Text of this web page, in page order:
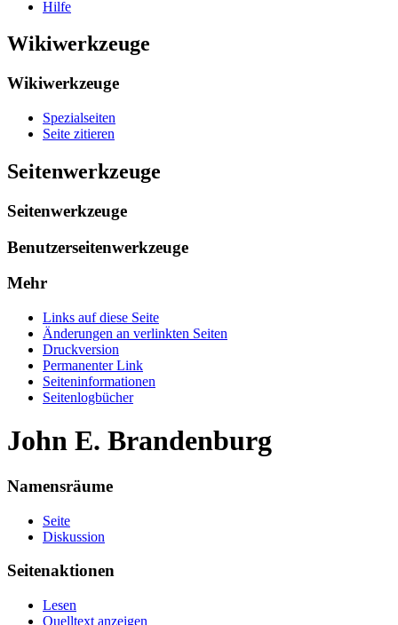
Hilfe
Wikiwerkzeuge
Wikiwerkzeuge
Spezialseiten
Seite zitieren
Seitenwerkzeuge
Seitenwerkzeuge
Benutzerseitenwerkzeuge
Mehr
Links auf diese Seite
Änderungen an verlinkten Seiten
Druckversion
Permanenter Link
Seiten­informationen
Seitenlogbücher
John E. Brandenburg
Namensräume
Seite
Diskussion
Seitenaktionen
Lesen
Quelltext anzeigen